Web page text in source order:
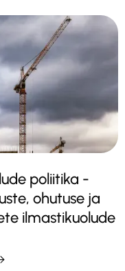
poliitika -
ohutuse ja
ilmastikuolude